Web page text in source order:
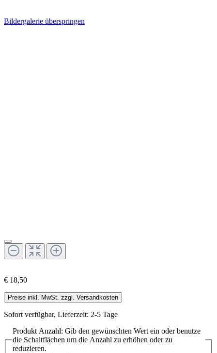
Bildergalerie überspringen
€ 18,50
Preise inkl. MwSt. zzgl. Versandkosten
Sofort verfügbar, Lieferzeit: 2-5 Tage
Produkt Anzahl: Gib den gewünschten Wert ein oder benutze
die Schaltflächen um die Anzahl zu erhöhen oder zu
reduzieren.